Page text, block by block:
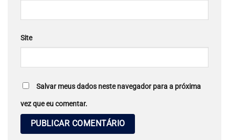
Site
Salvar meus dados neste navegador para a próxima
vez que eu comentar.